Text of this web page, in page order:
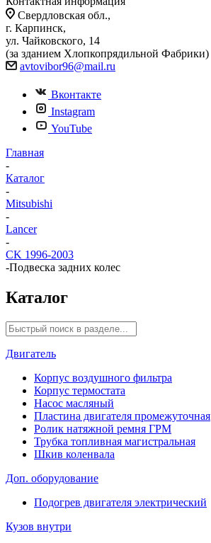
Свердловская обл.,
г. Карпинск,
ул. Чайковского, 14
(за зданием Хлопкопрядильной Фабрики)
avtovibor96@mail.ru
Вконтакте
Instagram
YouTube
Главная
-
Каталог
-
Mitsubishi
-
Lancer
-
CK 1996-2003
-Подвеска задних колес
Каталог
Двигатель
Корпус воздушного фильтра
Корпус термостата
Насос масляный
Пластина двигателя промежуточная
Ролик натяжной ремня ГРМ
Трубка топливная магистральная
Шкив коленвала
Доп. оборудование
Подогрев двигателя электрический
Кузов внутри